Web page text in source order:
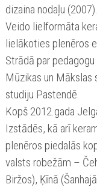
dizaina nodaļu (2007).
Veido lielformāta
lielākoties plenēros
Strādā par
Mūzikas un Mākslas
studiju Pastendē.
Kopš 2012.gada
Izstādēs, kā arī
plenēros piedalās
valsts robežām –
Biržos), Ķīnā